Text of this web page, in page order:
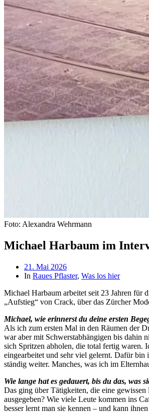
Foto: Alexandra Wehrmann
Michael Harbaum im
Beitragsdatum
21. Mai 2026
In Raues Pflaster, Was los hier
Michael Harbaum arbeitet seit 23 Jahren für
„Aufstieg“ von Crack, über das Zürcher
Michael, wie erinnerst du deine ersten
Als ich zum ersten Mal in den Räumen der
war aber mit Schwerstabhängigen bis dahin
sich Spritzen abholen, die total fertig waren.
eingearbeitet und sehr viel gelernt. Dafür
ständig weiter. Manches, was ich im
Wie lange hat es gedauert, bis du das, was
Das ging über Tätigkeiten, die eine
ausgegeben? Wie viele Leute kommen ins
besser lernt man sie kennen – und kann